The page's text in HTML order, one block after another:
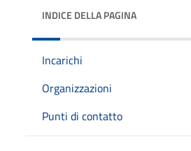
INDICE DELLA PAGINA
Incarichi
Organizzazioni
Punti di contatto